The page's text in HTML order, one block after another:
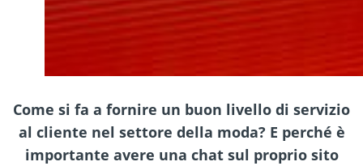
Come si fa a fornire un buon livello di servizio
al cliente nel settore della moda? E perché è
importante avere una chat sul proprio sito